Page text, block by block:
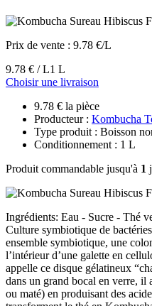
Prix de vente : 9.78 €/L
9.78 € / L1 L
Choisir une livraison
9.78 € la pièce
Producteur : Kombucha
Type produit : Boisson
Conditionnement : 1 L
Produit commandable jusqu'à 1
Ingrédients: Eau - Sucre - Thé
Culture symbiotique de
ensemble symbiotique, une
l’intérieur d’une galette en
appelle ce disque gélatineux
dans un grand bocal en verre, il
ou maté) en produisant des